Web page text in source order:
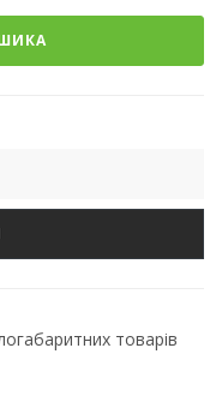
товарів